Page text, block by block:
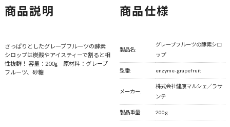
商品説明
さっぱりとしたグレープフルーツの酵素
シロップは炭酸やアイスティーで割ると相
性抜群！ 容量：200g 原材料：グレープ
フルーツ、砂糖
商品仕様
製品名:
グレープフルーツの酵素シロ
ップ
型番: enzyme-grapefruit
メーカー:
株式会社健康マルシェ／ラサ
ンテ
製品重量: 200g